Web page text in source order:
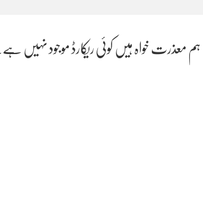
ہم معذرت خواہ ہیں کوئی ریکارڈ موجود نہیں ہے۔